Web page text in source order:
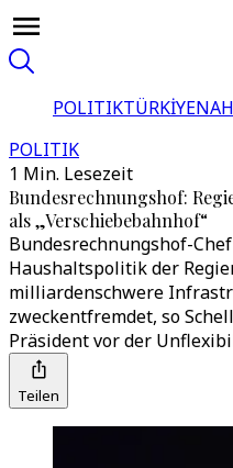
POLITIKTÜRKİYE
POLITIK
1 Min. Lesezeit
Bundesrechnungshof:
als „Verschiebebahnhof“
Bundesrechnungshof-
Haushaltspolitik der
milliardenschwere
zweckentfremdet, so
Präsident vor der
Teilen